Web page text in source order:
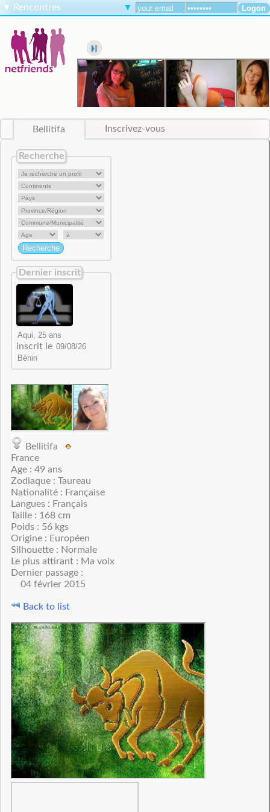
▼ Rencontres ▼
Bellitifa Inscrivez-vous
Recherche
Dernier inscrit
inscrit le
Bellitifa
France
Age : 49 ans
Zodiaque : Taureau
Nationalité : Française
Langues : Français
Taille : 168 cm
Poids : 56 kgs
Origine : Européen
Silhouette : Normale
Le plus attirant : Ma voix
Dernier passage :
04 février 2015
Back to list